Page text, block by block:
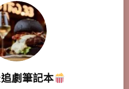
劇筆記本